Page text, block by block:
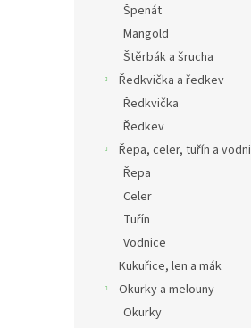
Špenát
Mangold
Štěrbák a šrucha
Ředkvička a ředkev
Ředkvička
Ředkev
Řepa, celer, tuřín a
Řepa
Celer
Tuřín
Vodnice
Kukuřice, len a mák
Okurky a melouny
Okurky